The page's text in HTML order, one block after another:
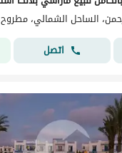
الساحل الشمالي، مطروح
اتصل